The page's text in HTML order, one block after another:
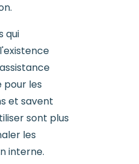
qui
pour les
et savent
sont plus
les
interne.